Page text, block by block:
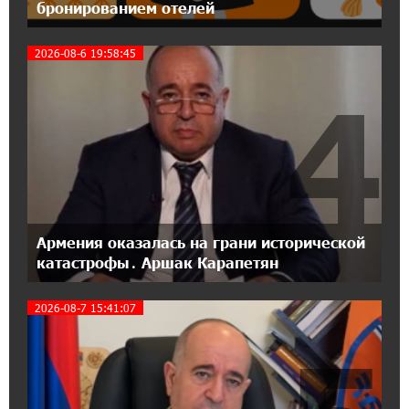
День благодарности клиентам в Ванадзоре:
IDBank
17:07:36 11-07-2026
Пашинян замотивирован уничтожить
Армению․ Аршак Карапетян
14:27:40 11-07-2026
«Мой лес Армения» — бенефициар
инициативы «Сила одного драма» в июле
12:56:04 11-07-2026
Станьте акционером Юнибанка и
воспользуйтесь выгодным инвестиционным
предложением
бронированием отелей
2026-08-6 19:58:45
Армения оказалась на грани исторической
катастрофы․ Аршак Карапетян
4
2026-08-7 15:41:07